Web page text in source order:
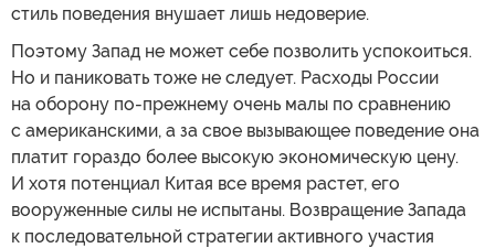
стиль поведения внушает лишь недоверие.
Поэтому Запад не может себе позволить успокоиться.
Но и паниковать тоже не следует. Расходы России
на оборону по-прежнему очень малы по сравнению
с американскими, а за свое вызывающее поведение она
платит гораздо более высокую экономическую цену.
И хотя потенциал Китая все время растет, его
вооруженные силы не испытаны. Возвращение Запада
к последовательной стратегии активного участия